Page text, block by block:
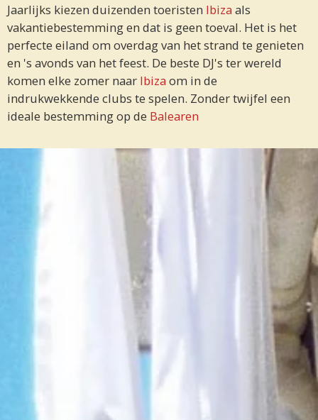
Jaarlijks kiezen duizenden toeristen Ibiza als
vakantiebestemming en dat is geen toeval. Het is het
perfecte eiland om overdag van het strand te genieten
en 's avonds van het feest. De beste DJ's ter wereld
komen elke zomer naar Ibiza om in de
indrukwekkende clubs te spelen. Zonder twijfel een
ideale bestemming op de Balearen